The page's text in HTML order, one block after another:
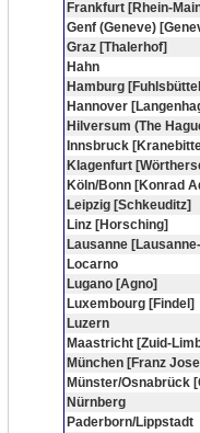
Frankfurt [Rhein-
Genf (Geneve)
Graz [Thalerhof]
Hahn
Hamburg
Hannover
Hilversum (The
Innsbruck
Klagenfurt
Köln/Bonn [Konrad
Leipzig [Schkeuditz]
Linz [Horsching]
Lausanne
Locarno
Lugano [Agno]
Luxembourg [Findel]
Luzern
Maastricht [Zuid-
München [Franz
Münster/Osnabrück
Nürnberg
Paderborn/Lippstadt